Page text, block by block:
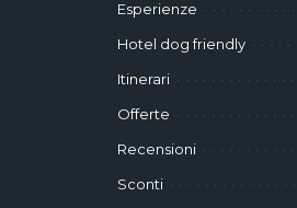
Esperienze
Hotel dog friendly
Itinerari
Offerte
Recensioni
Sconti